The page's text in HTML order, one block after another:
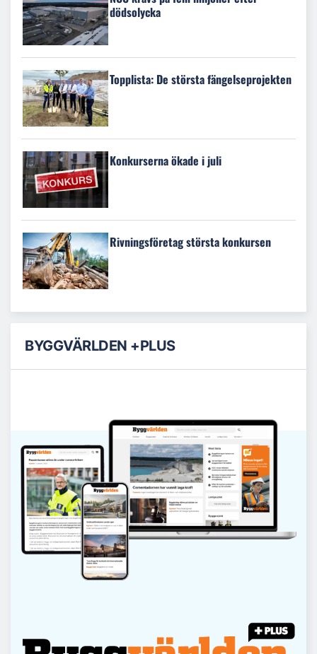
dödsolycka
Topplista: De största fängelseprojekten
Konkurserna ökade i juli
Rivningsföretag största konkursen
BYGGVÄRLDEN +PLUS